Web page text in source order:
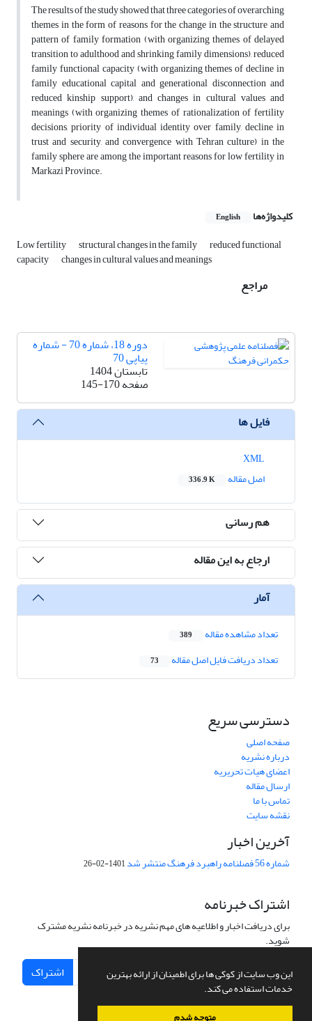
این وب سایت از کوکی ها برای اطمینان از ارائه بهترین
خدمات استفاده می کند.
متوجه شدم
The results of the study showed that three categories of overarching
themes in the form of reasons for the change in the structure and
pattern of family formation (with organizing themes of delayed
transition to adulthood and shrinking family dimensions), reduced
family functional capacity (with organizing themes of decline in
family educational capital and generational disconnection and
reduced kinship support), and changes in cultural values and
meanings (with organizing themes of rationalization of fertility
decisions, priority of individual identity over family, decline in
trust and security, and convergence with Tehran culture) in the
family sphere are among the important reasons for low fertility in
Markazi Province.
کلیدواژه‌ها English
Low fertility structural changes in the family reduced functional
capacity changes in cultural values and meanings
مراجع
دوره 18، شماره 70 - شماره
پیاپی 70
تابستان 1404
صفحه145-170
فایل ها
اصل مقاله
336.9 K
هم رسانی
ارجاع به این مقاله
آمار
تعداد مشاهده مقاله 389
تعداد دریافت فایل اصل مقاله 73
دسترسی سریع
صفحه اصلی
درباره نشریه
اعضای هیات تحریریه
ارسال مقاله
تماس با ما
نقشه سایت
آخرین اخبار
شماره 56 فصلنامه راهبرد فرهنگ منتشر شد 1401-02-26
اشتراک خبرنامه
برای دریافت اخبار و اطلاعیه های مهم نشریه در خبرنامه نشریه مشترک
شوید.
اشتراک